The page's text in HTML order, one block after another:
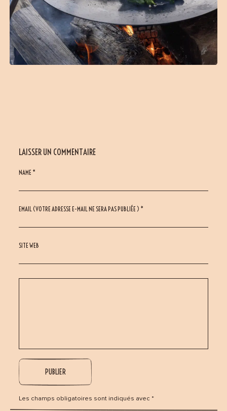
LAISSER UN COMMENTAIRE
NAME *
EMAIL (VOTRE ADRESSE E-MAIL NE SERA PAS PUBLIÉE ) *
SITE WEB
Les champs obligatoires sont indiqués avec *